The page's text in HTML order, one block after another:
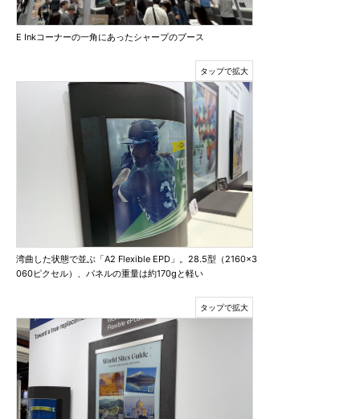
E Inkコーナーの一角にあったシャープのブース
湾曲した状態で並ぶ「A2 Flexible EPD」。28.5型（2160×3
060ピクセル）、パネルの重量は約170gと軽い